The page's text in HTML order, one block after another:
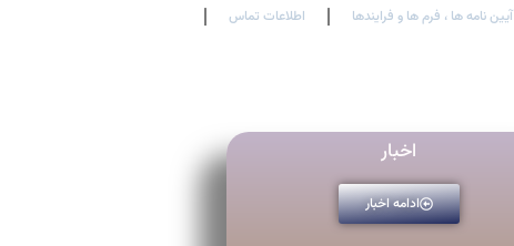
آیین نامه ها ، فرم ها و فرایندها اطلاعات تماس
اخبار
ادامه اخبار